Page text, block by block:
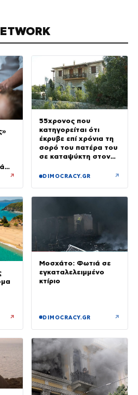
↗
55χρονος που
κατηγορείται ότι
έκρυβε επί χρόνια τη
σορό του πατέρα του
σε καταψύκτη στον
του λόγια στους
DIMOCRACY.GR ↗
↗
Μοσχάτο: Φωτιά σε
εγκαταλελειμμένο
κτίριο
DIMOCRACY.GR ↗